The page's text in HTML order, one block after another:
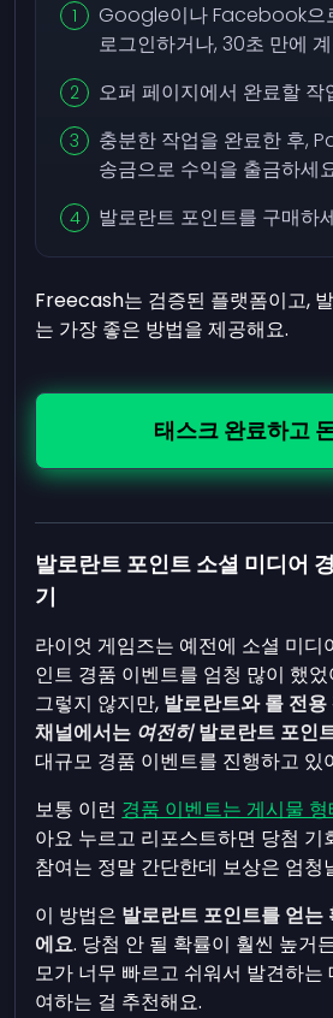
Google이나 Facebook으
로그인하거나, 30초 만에
오퍼 페이지에서 완료할 작
충분한 작업을 완료한 후,
송금으로 수익을 출금하세
발로란트 포인트를 구매하
Freecash는 검증된 플랫폼이고,
는 가장 좋은 방법을 제공해요.
태스크 완료하고
발로란트 포인트 소셜 미디어
기
라이엇 게임즈는 예전에 소셜 미디
인트 경품 이벤트를 엄청 많이 했
그렇지 않지만, 발로란트와 롤 전
채널에서는 여전히발로란트 포인
대규모 경품 이벤트를 진행하고 있
보통 이런 경품 이벤트는 게시물 형
아요 누르고 리포스트하면 당첨 기
참여는 정말 간단한데 보상은 엄청
이 방법은 발로란트 포인트를 얻는
에요. 당첨 안 될 확률이 훨씬 높거
모가 너무 빠르고 쉬워서 발견하는
여하는 걸 추천해요.